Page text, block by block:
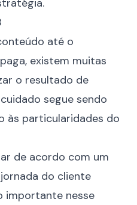
até o
existem muitas
o resultado de
segue sendo
às particularidades do
de acordo com um
jornada do cliente
importante nesse